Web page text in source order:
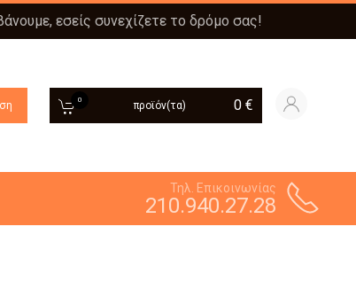
εσείς συνεχίζετε το δρόμο σας!
0 προϊόν(τα) 0 €
Τηλ. Επικοινωνίας
210.940.27.28